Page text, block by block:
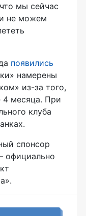
мы сейчас
не можем
появились
намерены
из-за того,
4 месяца. При
клуба
спонсор
официально